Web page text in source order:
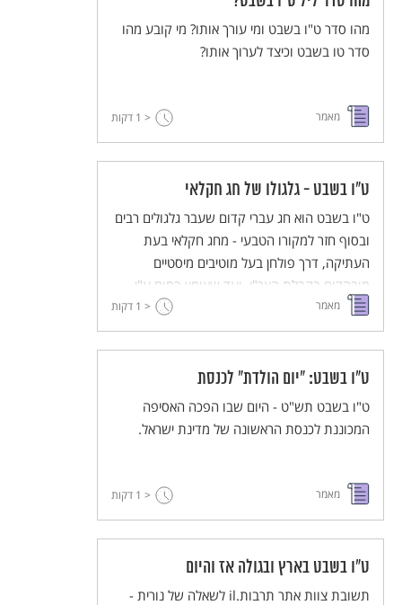
מהו סדר ט"ו בשבט ומי עורך אותו? מי קובע מהו
סדר טו בשבט וכיצד לערוך אותו?
מאמר < 1 דקות
ט"ו בשבט - גלגולו של חג חקלאי
ט"ו בשבט הוא חג עברי קדום שעבר גלגולים רבים
ובסוף חזר למקורו הטבעי - מחג חקלאי בעת
העתיקה, דרך פולחן בעל מוטיבים מיסטיים
מובהקים בקבלת האר"י, ועד שאומץ בחום ע"י
התנועה הקיבוצית וקק"ל.
מאמר < 1 דקות
ט"ו בשבט: "יום הולדת" לכנסת
ט"ו בשבט תש"ט - היום שבו הפכה האסיפה
המכוננת לכנסת הראשונה של מדינת ישראל.
מאמר < 1 דקות
ט"ו בשבט בארץ ובגולה אז והיום
תשובת צוות אתר תרבות.il לשאלה של נורית -